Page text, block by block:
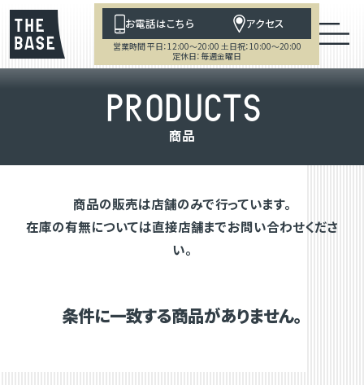
お電話はこちら アクセス
営業時間 平日：12:00～20:00 土日祝：10:00～20:00
定休日：毎週金曜日
PRODUCTS
商品
商品の販売は店舗のみで行っています。
在庫の有無については直接店舗までお問い合わせくださ
い。
条件に一致する商品がありません。